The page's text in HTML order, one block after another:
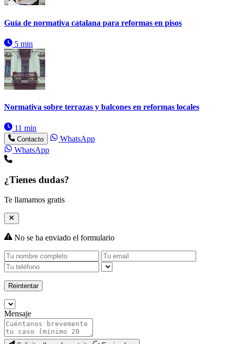
Guía de normativa catalana para reformas en pisos
5 min
Normativa sobre terrazas y balcones en reformas locales
11 min
Contacto
WhatsApp
WhatsApp
¿Tienes dudas?
Te llamamos gratis
No se ha enviado el formulario
Reintentar
Mensaje